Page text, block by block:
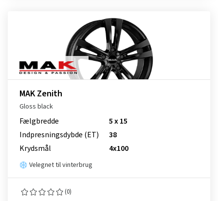
MAK Zenith
Gloss black
Fælgbredde
5 x 15
Indpresnings­dybde (ET)
38
Krydsmål
4x100
Velegnet til vinterbrug
(0)